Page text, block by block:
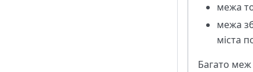
межа
межа
міста
Багато